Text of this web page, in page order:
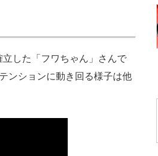
した「フワちゃん」さんで
ンションに動き回る様子は他